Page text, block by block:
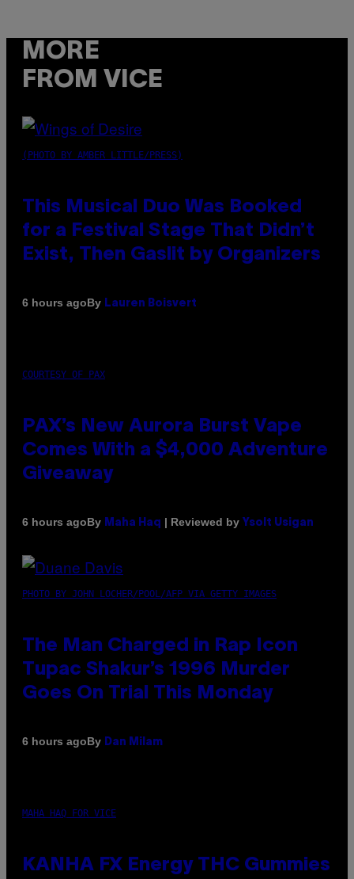
MORE
FROM VICE
(PHOTO BY AMBER LITTLE/PRESS)
This Musical Duo Was Booked
for a Festival Stage That Didn’t
Exist, Then Gaslit by Organizers
6 hours agoBy Lauren Boisvert
COURTESY OF PAX
PAX’s New Aurora Burst Vape
Comes With a $4,000 Adventure
Giveaway
6 hours agoBy Maha Haq | Reviewed by Ysolt Usigan
PHOTO BY JOHN LOCHER/POOL/AFP VIA GETTY IMAGES
The Man Charged in Rap Icon
Tupac Shakur’s 1996 Murder
Goes On Trial This Monday
6 hours agoBy Dan Milam
MAHA HAQ FOR VICE
KANHA FX Energy THC Gummies